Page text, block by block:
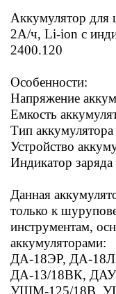
Аккумулятор для
2А/ч, Li-ion с
2400.120
Особенности:
Напряжение
Емкость
Тип
Устройство
Индикатор
Данная
только к
инструментам,
аккумуляторами:
ДА-18ЭР, ДА-
ДА-13/18ВК,
УШМ-125/18В,